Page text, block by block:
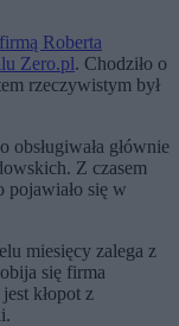
Roberta
Zero.pl. Chodziło o
rzeczywistym był
obsługiwała głównie
Z czasem
pojawiało się w
miesięcy zalega z
się firma
kłopot z